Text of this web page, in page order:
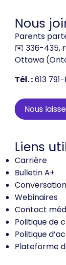
Nous
Parents
✉️ 336-435,
Ottawa
Tél. :613
Nous
Liens
Carrière
Bulletin A+
Webinaires
Contact
Politique de
Politique
Plateforme